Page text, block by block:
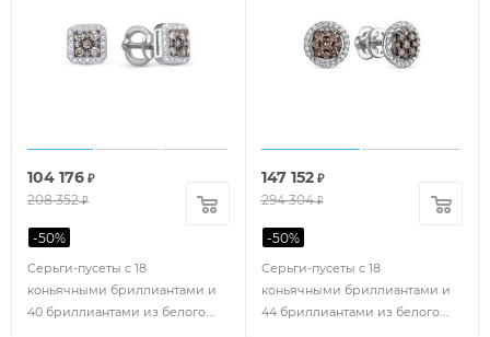
Серьги-пусеты с 18
коньячными бриллиантами и
40 бриллиантами из белого
104 176 ₽
208 352₽
-50%
Серьги-пусеты с 18
коньячными бриллиантами и
44 бриллиантами из белого
147 152₽
294 304₽
-50%